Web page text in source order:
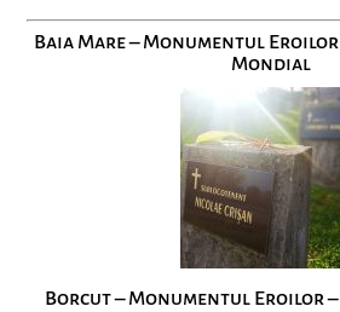
Baia Mare – Monumentul
Mondial
Borcut – Monumentul Eroilor